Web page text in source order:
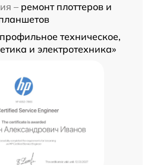
– ремонт плоттеров и
профильное техническое,
и электротехника»